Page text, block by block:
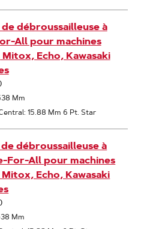
débroussailleuse à
All pour machines
Echo, Kawasaki
Mm
15.88 Mm 6 Pt. Star
débroussailleuse à
For-All pour machines
Echo, Kawasaki
Mm